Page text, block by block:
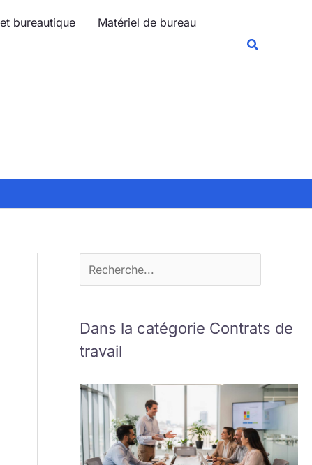
bureautique Matériel de bureau
r
Dans la catégorie Contrats de
travail